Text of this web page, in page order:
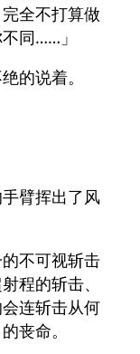
全不打算做
同……」
的说着。
臂挥出了风
不可视斩击
程的斩击、
连斩击从何
丧命。